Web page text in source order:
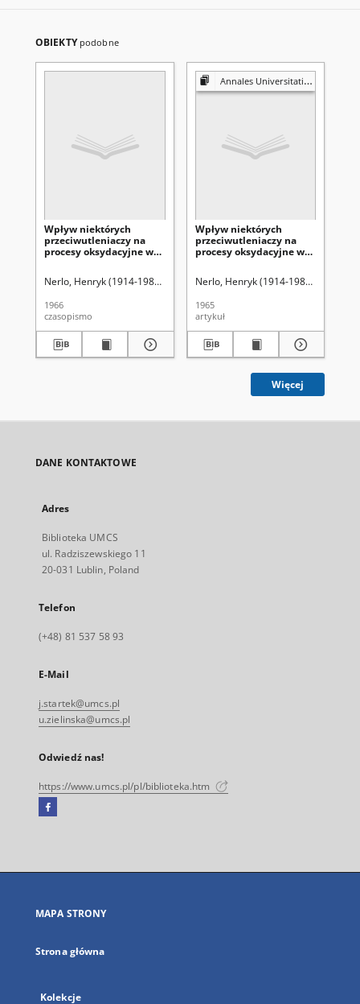
OBIEKTY podobne
Wpływ niektórych
przeciwutleniaczy na
procesy oksydacyjne w
Nerlo, Henryk (1914-1989).
Sykut, Władysława Barbara. Sykut,
1966
czasopismo
Annales Universitatis Mariae Curie-Skłodowska. Sectio D, Medicina
Wpływ niektórych
przeciwutleniaczy na
procesy oksydacyjne w
Nerlo, Henryk (1914-1989).
1965
artykuł
Więcej
DANE KONTAKTOWE
Adres
Biblioteka UMCS
ul. Radziszewskiego 11
20-031 Lublin, Poland
Telefon
(+48) 81 537 58 93
E-Mail
j.startek@umcs.pl
u.zielinska@umcs.pl
Odwiedź nas!
https://www.umcs.pl/pl/biblioteka.htm
Facebook
się
karcie
MAPA STRONY
Strona główna
Kolekcje